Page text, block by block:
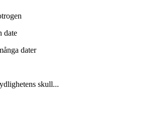
date
dater
skull...